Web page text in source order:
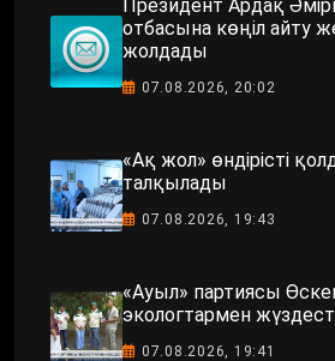
Президент Ардақ
отбасына көңіл айту
жолдады
07.08.2026, 20:02
«Ақ жол» өндірісті
талқылады
07.08.2026, 19:43
«Ауыл» партиясы
экологтармен
07.08.2026, 19:41